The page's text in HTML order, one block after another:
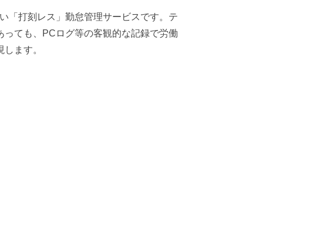
「打刻レス」勤怠管理サービスです。テ
ても、PCログ等の客観的な記録で労働
ます。